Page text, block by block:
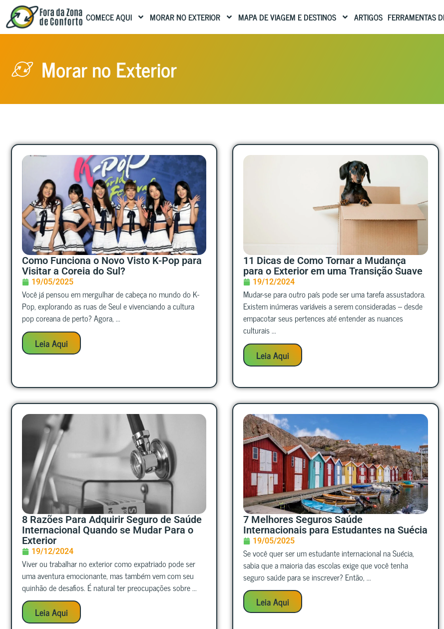
COMECE AQUI MORAR NO EXTERIOR MAPA DE VIAGEM E DESTINOS ARTIGOS FERRAMENTAS
Morar no Exterior
Como Funciona o Novo Visto K-Pop para
Visitar a Coreia do Sul?
19/05/2025
Você já pensou em mergulhar de cabeça no mundo do K-
Pop, explorando as ruas de Seul e vivenciando a cultura
pop coreana de perto? Agora, ...
Leia Aqui
11 Dicas de Como Tornar a Mudança
para o Exterior em uma Transição Suave
19/12/2024
Mudar-se para outro país pode ser uma tarefa assustadora.
Existem inúmeras variáveis a serem consideradas – desde
empacotar seus pertences até entender as nuances
culturais ...
Leia Aqui
8 Razões Para Adquirir Seguro de Saúde
Internacional Quando se Mudar Para o
Exterior
19/12/2024
Viver ou trabalhar no exterior como expatriado pode ser
uma aventura emocionante, mas também vem com seu
quinhão de desafios. É natural ter preocupações sobre ...
Leia Aqui
7 Melhores Seguros Saúde
Internacionais para Estudantes na Suécia
19/05/2025
Se você quer ser um estudante internacional na Suécia,
sabia que a maioria das escolas exige que você tenha
seguro saúde para se inscrever? Então, ...
Leia Aqui